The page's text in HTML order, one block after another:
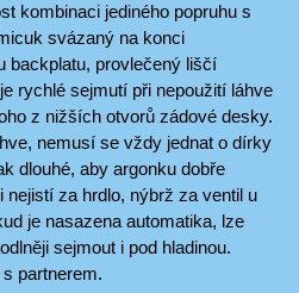
kombinaci jediného popruhu s
svázaný na konci
backplatu, provlečený liščí
rychlé sejmutí při nepoužití láhve
z nižších otvorů zádové desky.
nemusí se vždy jednat o dírky
dlouhé, aby argonku dobře
za hrdlo, nýbrž za ventil u
je nasazena automatika, lze
sejmout i pod hladinou.
partnerem.